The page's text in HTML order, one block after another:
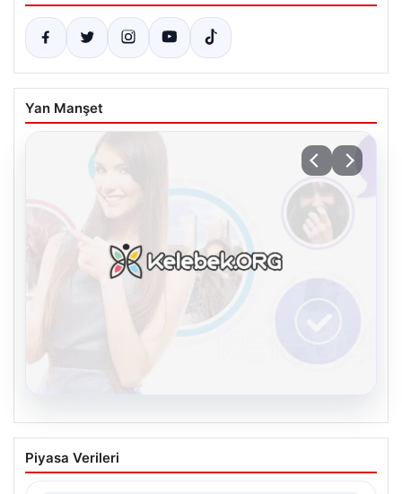
Yan Manşet
Kelebek chat adresi İle Dijital İletişimin
Seviyeli Adresi Ve Muhabbet Deneyimi
Piyasa Verileri